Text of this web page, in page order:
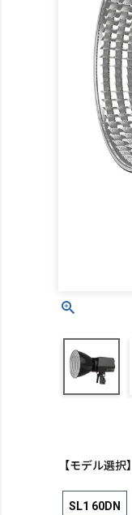
【モデル選択】
SL1 60DN